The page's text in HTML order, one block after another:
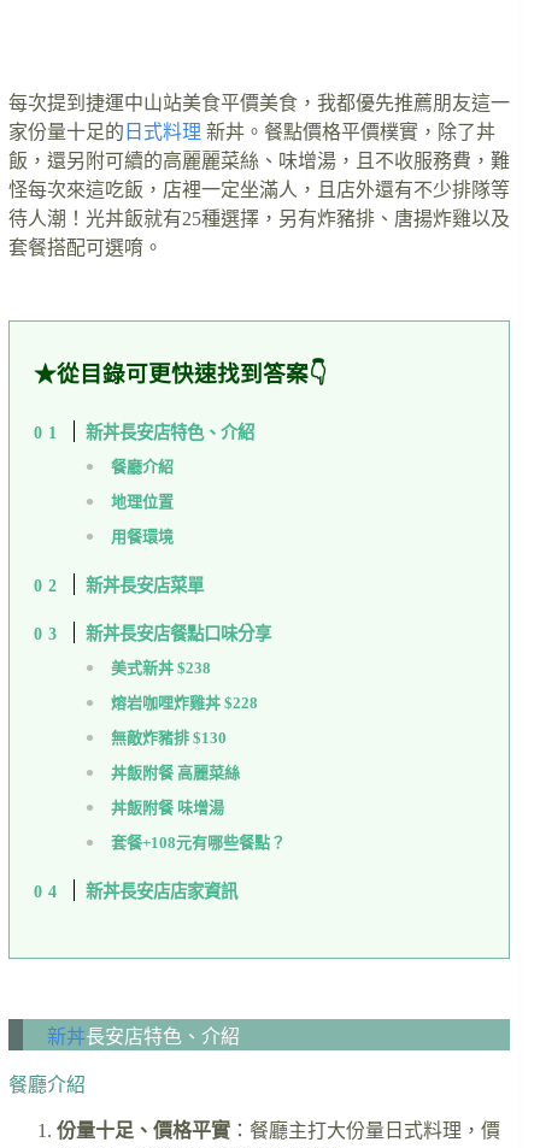
每次提到捷運中山站美食平價美食，我都優先推薦朋友這一
家份量十足的 日式料理 新丼。餐點價格平價樸實，除了丼
飯，還另附可續的高麗麗菜絲、味增湯，且不收服務費，難
怪每次來這吃飯，店裡一定坐滿人，且店外還有不少排隊等
待人潮！光丼飯就有25種選擇，另有炸豬排、唐揚炸雞以及
套餐搭配可選唷。
★從目錄可更快速找到答案👇
新丼長安店特色、介紹
餐廳介紹
地理位置
用餐環境
新丼長安店菜單
新丼長安店餐點口味分享
美式新丼 $238
熔岩咖哩炸雞丼 $228
無敵炸豬排 $130
丼飯附餐 高麗菜絲
丼飯附餐 味增湯
套餐+108元有哪些餐點？
新丼長安店店家資訊
新丼長安店特色、介紹
餐廳介紹
份量十足、價格平實 ：餐廳主打大份量日式料理，價